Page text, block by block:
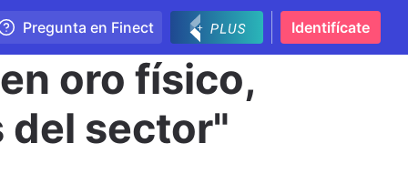
Pregunta en Finect Identifícate
oro físico,
del sector"